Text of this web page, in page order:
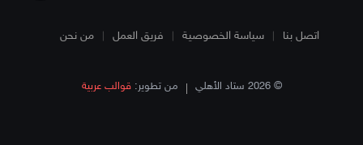
اتصل بنا سياسة الخصوصية فريق العمل من نحن
© 2026 ستاد الأهلي من تطوير:قوالب عربية